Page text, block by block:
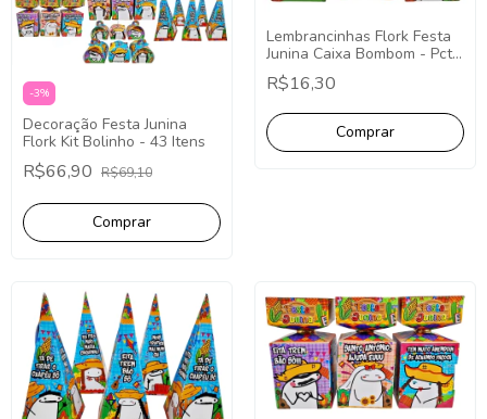
-3%
Decoração Festa Junina
Flork Kit Bolinho - 43 Itens
R$66,90 R$69,10
Lembrancinhas Flork Festa
Junina Caixa Bombom - Pct
com 10
R$16,30